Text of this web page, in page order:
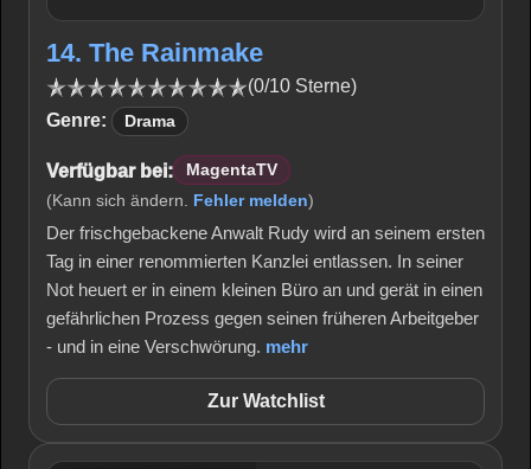
14. The Rainmake
(0/10 Sterne)
Genre:
Drama
Verfügbar bei:
MagentaTV
(Kann sich ändern. Fehler melden)
Der frischgebackene Anwalt Rudy wird an seinem ersten
Tag in einer renommierten Kanzlei entlassen. In seiner
Not heuert er in einem kleinen Büro an und gerät in einen
gefährlichen Prozess gegen seinen früheren Arbeitgeber
- und in eine Verschwörung. mehr
Zur Watchlist